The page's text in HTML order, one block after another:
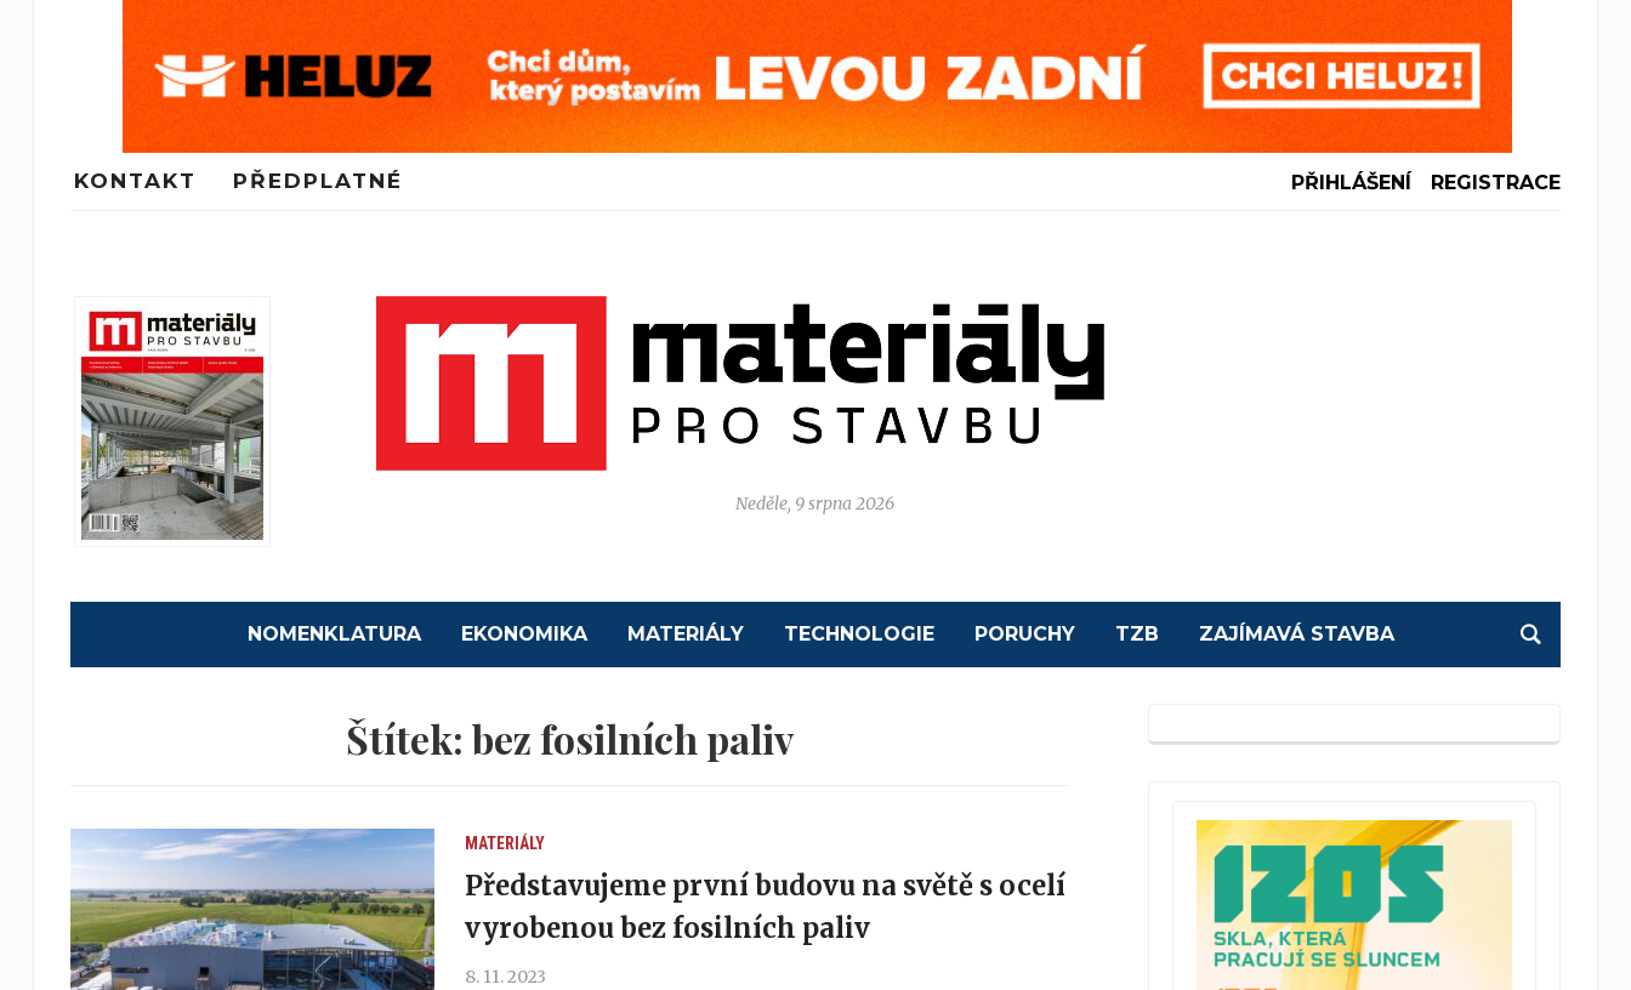
KONTAKT PŘEDPLATNÉ PŘIHLÁŠENÍ REGISTRACE
Neděle, 9 srpna 2026
NOMENKLATURA EKONOMIKA MATERIÁLY TECHNOLOGIE PORUCHY TZB ZAJÍMAVÁ STAVBA
Štítek: bez fosilních paliv
MATERIÁLY
Představujeme první budovu na světě s ocelí
vyrobenou bez fosilních paliv
8. 11. 2023